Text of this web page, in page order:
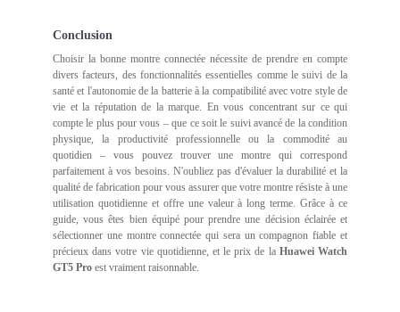
Conclusion
Choisir la bonne montre connectée nécessite de prendre en compte
divers facteurs, des fonctionnalités essentielles comme le suivi de la
santé et l'autonomie de la batterie à la compatibilité avec votre style de
vie et la réputation de la marque. En vous concentrant sur ce qui
compte le plus pour vous – que ce soit le suivi avancé de la condition
physique, la productivité professionnelle ou la commodité au
quotidien – vous pouvez trouver une montre qui correspond
parfaitement à vos besoins. N'oubliez pas d'évaluer la durabilité et la
qualité de fabrication pour vous assurer que votre montre résiste à une
utilisation quotidienne et offre une valeur à long terme. Grâce à ce
guide, vous êtes bien équipé pour prendre une décision éclairée et
sélectionner une montre connectée qui sera un compagnon fiable et
précieux dans votre vie quotidienne, et le prix de la Huawei Watch
GT5 Pro est vraiment raisonnable.